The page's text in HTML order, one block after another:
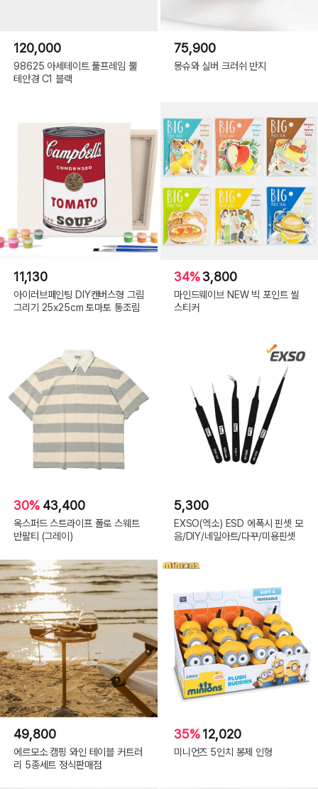
120,000
98625 아세테이트 풀프레임 뿔
테안경 C1 블랙
75,900
몽슈와 실버 크러쉬 반지
11,130
아이러브페인팅 DIY캔버스형 그림
그리기 25x25cm 토마토 통조림
34%3,800
마인드웨이브 NEW 빅 포인트 씰
스티커
30% 43,400
옥스퍼드 스트라이프 폴로 스웨트
반팔티 (그레이)
5,300
EXSO(엑소) ESD 에폭시 핀셋 모
음/DIY/네일아트/다꾸/미용핀셋
49,800
에르모소 캠핑 와인 테이블 커트러
리 5종세트 정식판매점
35%12,020
미니언즈 5인치 봉제 인형